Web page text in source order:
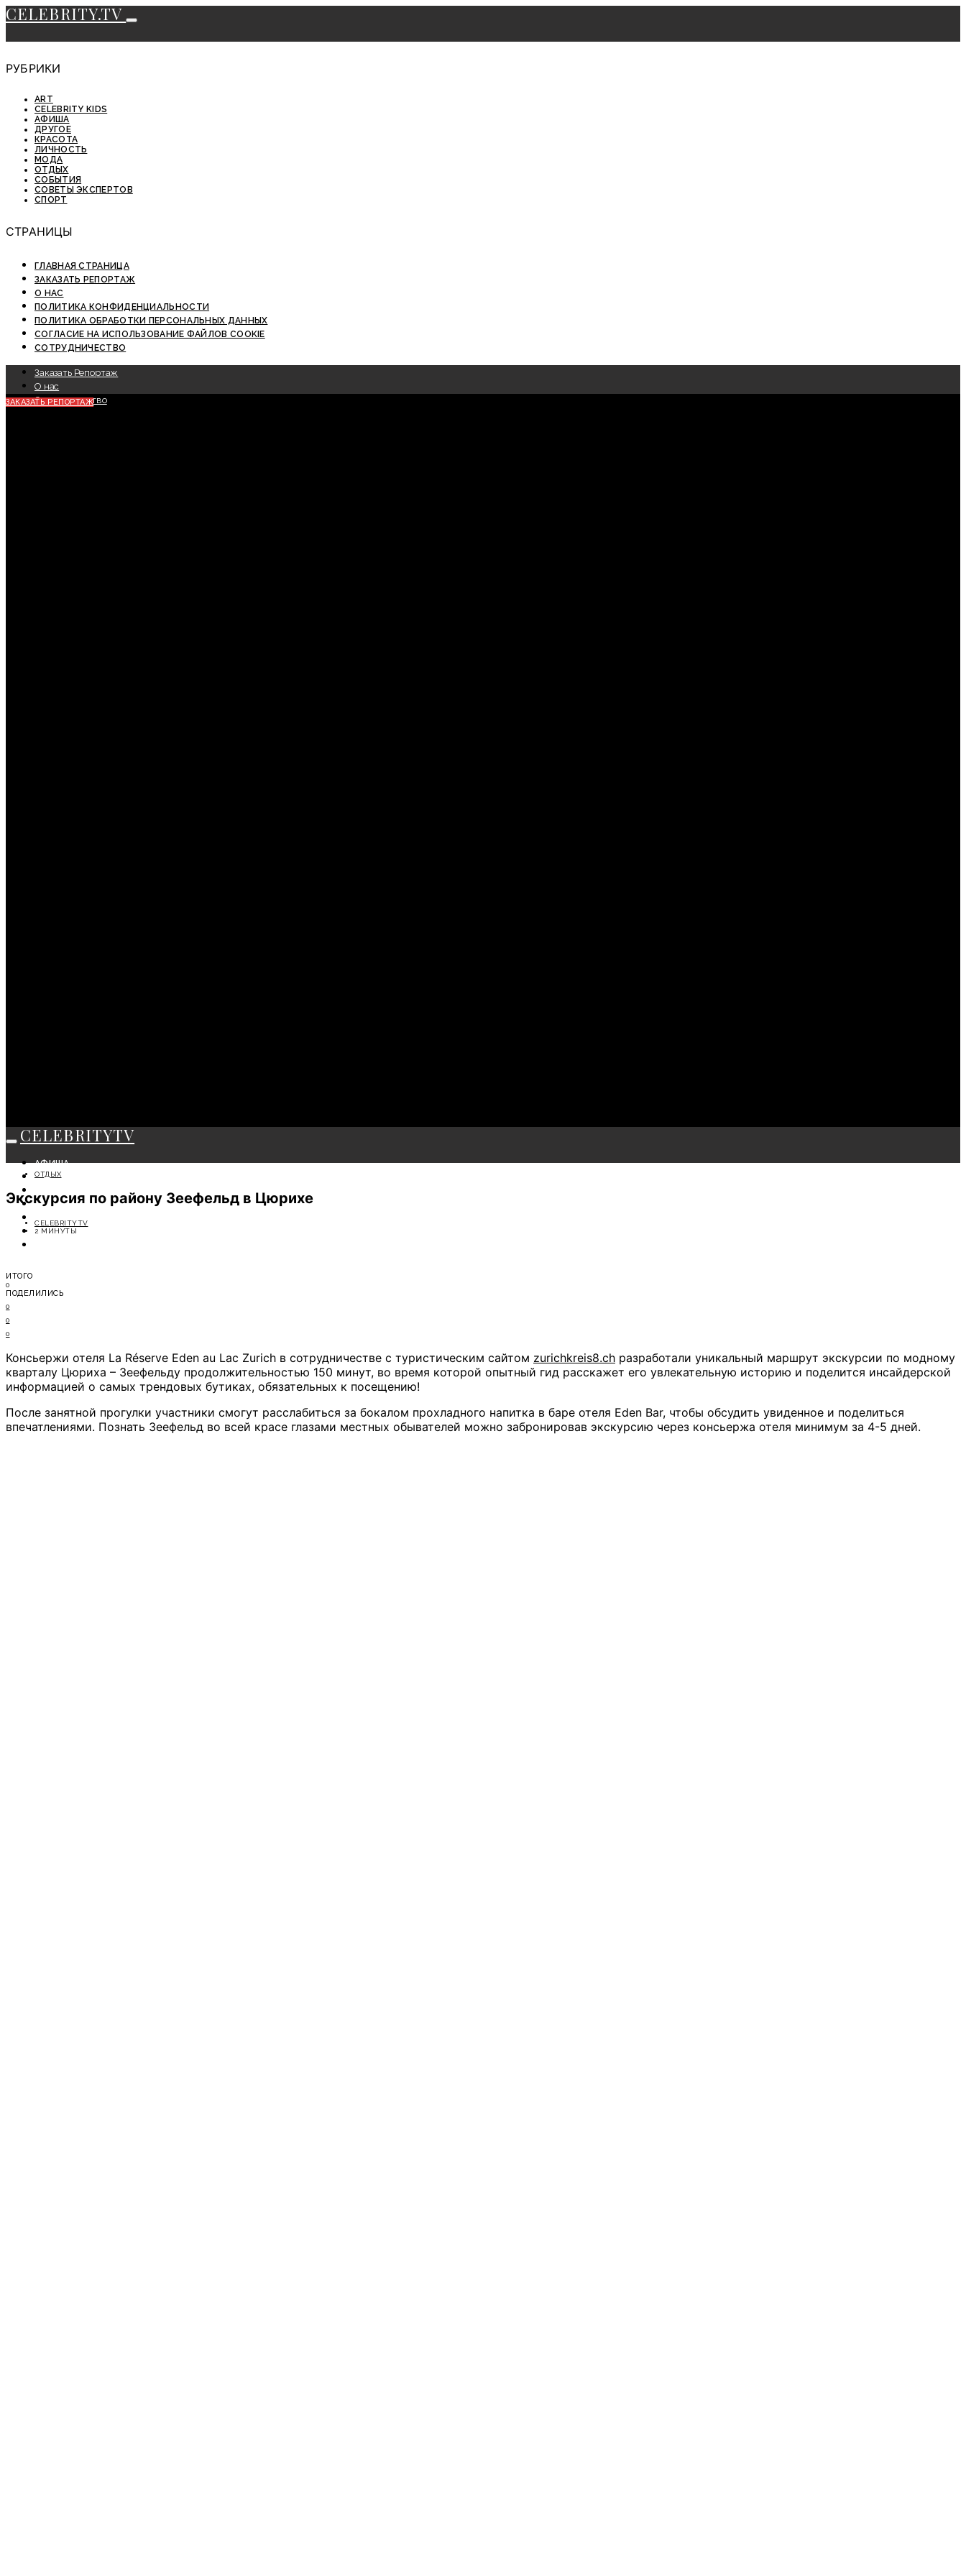
CELEBRITY.TV
РУБРИКИ
ART
CELEBRITY KIDS
АФИША
ДРУГОЕ
КРАСОТА
ЛИЧНОСТЬ
МОДА
ОТДЫХ
СОБЫТИЯ
СОВЕТЫ ЭКСПЕРТОВ
СПОРТ
СТРАНИЦЫ
ГЛАВНАЯ СТРАНИЦА
ЗАКАЗАТЬ РЕПОРТАЖ
О НАС
ПОЛИТИКА КОНФИДЕНЦИАЛЬНОСТИ
ПОЛИТИКА ОБРАБОТКИ ПЕРСОНАЛЬНЫХ ДАННЫХ
СОГЛАСИЕ НА ИСПОЛЬЗОВАНИЕ ФАЙЛОВ COOKIE
СОТРУДНИЧЕСТВО
Заказать Репортаж
О нас
Сотрудничество
ЗАКАЗАТЬ РЕПОРТАЖ
CELEBRITYTV
АФИША
СОБЫТИЯ
МОДА
ЛИЧНОСТЬ
ОТДЫХ
ОТДЫХ
Экскурсия по району Зеефельд в Цюрихе
CELEBRITYTV
2 МИНУТЫ
ИТОГО
0
ПОДЕЛИЛИСЬ
0
0
0
Консьержи отеля La Réserve Eden au Lac Zurich в сотрудничестве с туристическим сайтом zurichkreis8.ch разработали уникальный маршрут экскурсии по модному
кварталу Цюриха – Зеефельду продолжительностью 150 минут, во время которой опытный гид расскажет его увлекательную историю и поделится инсайдерской
информацией о самых трендовых бутиках, обязательных к посещению!
После занятной прогулки участники смогут расслабиться за бокалом прохладного напитка в баре отеля Eden Bar, чтобы обсудить увиденное и поделиться
впечатлениями. Познать Зеефельд во всей красе глазами местных обывателей можно забронировав экскурсию через консьержа отеля минимум за 4-5 дней.